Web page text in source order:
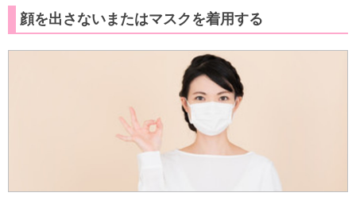
顔を出さないまたはマスクを着用する